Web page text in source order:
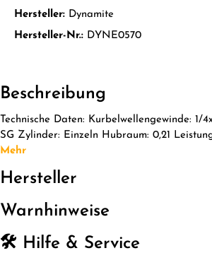
Hersteller: Dynamite
Hersteller-Nr.: DYNE0570
Beschreibung
Technische Daten: Kurbelwellengewinde: 1/
SG Zylinder: Einzeln Hubraum: 0,21
Mehr
Hersteller
Warnhinweise
🛠️ Hilfe & Service